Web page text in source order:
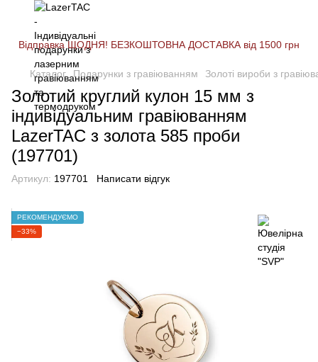
Відправка ЩОДНЯ! БЕЗКОШТОВНА ДОСТАВКА від 1500 грн
Каталог Подарунки з гравіюванням Золоті вироби з
Золотий круглий кулон 15 мм з
індивідуальним гравіюванням
LazerTAC з золота 585 проби
(197701)
Артикул: 197701 Написати відгук
РЕКОМЕНДУЄМО
−33%